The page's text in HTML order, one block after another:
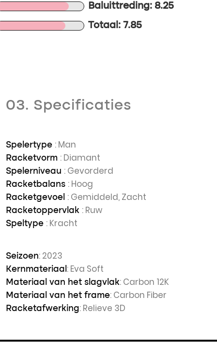
Baluittreding: 8.25
Totaal: 7.85
03. Specificaties
Spelertype : Man
Racketvorm : Diamant
Spelerniveau : Gevorderd
Racketbalans : Hoog
Racketgevoel : Gemiddeld, Zacht
Racketoppervlak : Ruw
Speltype : Kracht
Seizoen: 2023
Kernmateriaal : Eva Soft
Materiaal van het slagvlak: Carbon 12K
Materiaal van het frame: Carbon Fiber
Racketafwerking: Relieve 3D